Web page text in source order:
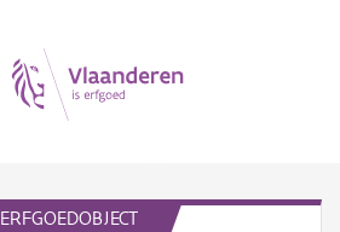
ERFGOEDOBJECT